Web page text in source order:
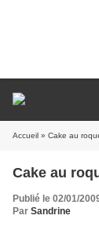
Accueil » Cake au
Cake au
Publié le 02/01/
Par Sandrine